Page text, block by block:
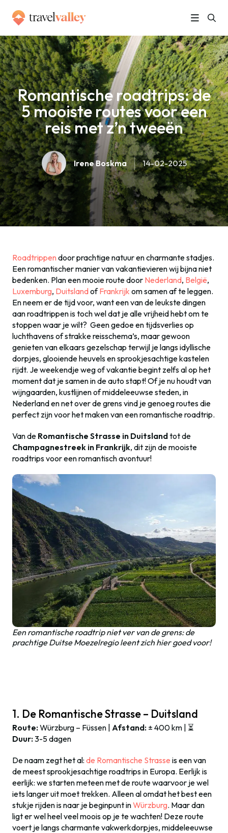
Home » Romantische roadtrips: de 5 mooiste routes voor een reis met z’n tweeën
Romantische roadtrips: de
5 mooiste routes voor een
reis met z’n tweeën
Irene Boskma 14-02-2025
Roadtrippen door prachtige natuur en charmante stadjes.
Een romantischer manier van vakantievieren wij bijna niet
bedenken. Plan een mooie route door Nederland, België,
Luxemburg, DuitslandofFrankrijk om samen af te leggen.
En neem er de tijd voor, want een van de leukste dingen
aan roadtrippen is toch wel dat je alle vrijheid hebt om te
stoppen waar je wilt? Geen gedoe en tijdsverlies op
luchthavens of strakke reisschema’s, maar gewoon
genieten van elkaars gezelschap terwijl je langs idyllische
dorpjes, glooiende heuvels en sprookjesachtige kastelen
rijdt. Je weekendje weg of vakantie begint zelfs al op het
moment dat je samen in de auto stapt! Of je nu houdt van
wijngaarden, kustlijnen of middeleeuwse steden, in
Nederland en net over de grens vind je genoeg routes die
perfect zijn voor het maken van een romantische roadtrip.
Van de Romantische Strasse in Duitslandtot de
Champagnestreek in Frankrijk, dit zijn de mooiste
roadtrips voor een romantisch avontuur!
Een romantische roadtrip niet ver van de grens: de
prachtige Duitse Moezelregio leent zich hier goed voor!
1. De Romantische Strasse – Duitsland
Route:Würzburg – Füssen | Afstand: ± 400 km | ⏳
Duur:3-5 dagen
De naam zegt het al: de Romantische Strasse is een van
de meest sprookjesachtige roadtrips in Europa. Eerlijk is
eerlijk: we starten meteen met de route waarvoor je wel
iets langer uit moet trekken. Alleen al omdat het best een
stukje rijden is naar je beginpunt inWürzburg. Maar dan
ligt er wel heel veel moois op je te wachten! Deze route
voert je langs charmante vakwerkdorpjes, middeleeuwse